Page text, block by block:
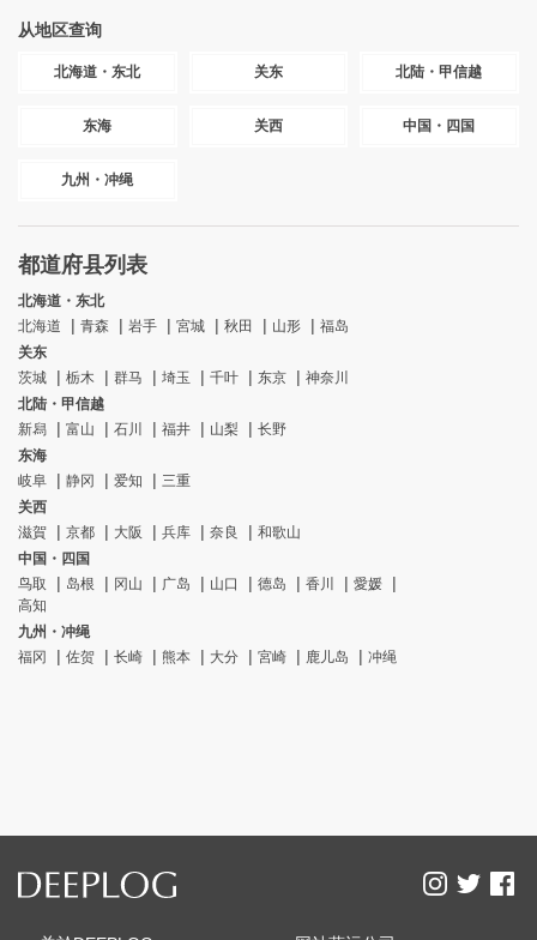
从地区查询
北海道・东北 关东 北陆・甲信越
东海 关西 中国・四国
九州・冲绳
都道府县列表
北海道・东北
北海道
青森 岩手 宮城 秋田 山形
福岛
关东
茨城
栃木 群马 埼玉 千叶 东京
神奈川
北陆・甲信越
新舄
富山 石川 福井 山梨
长野
东海
岐阜
静冈 爱知
三重
关西
滋賀
京都 大阪 兵库 奈良
和歌山
中国・四国
鸟取
岛根 冈山 广岛 山口 德岛 香川
愛媛
高知
九州・冲绳
福冈
佐贺 长崎 熊本 大分 宮崎 鹿儿岛 冲绳